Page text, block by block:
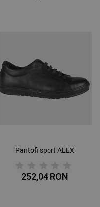
Pantofi sport ALEX
252,04 RON